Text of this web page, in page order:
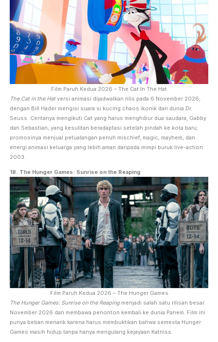
Film Paruh Kedua 2026 – The Cat In The Hat
The Cat in the Hatversi animasi dijadwalkan rilis pada 6 November 2026,
dengan Bill Hader mengisi suara si kucing chaos ikonik dari dunia Dr.
Seuss. Ceritanya mengikuti Cat yang harus menghibur dua saudara, Gabby
dan Sebastian, yang kesulitan beradaptasi setelah pindah ke kota baru;
promosinya menjual petualangan penuh mischief, magic, mayhem, dan
energi animasi keluarga yang lebih aman daripada mimpi buruk live-action
2003.
18. The Hunger Games: Sunrise on the Reaping
Film Paruh Kedua 2026 – The Hunger Games
The Hunger Games: Sunrise on the Reapingmenjadi salah satu rilisan besar
November 2026 dan membawa penonton kembali ke dunia Panem. Film ini
punya beban menarik karena harus membuktikan bahwa semesta Hunger
Games masih hidup tanpa hanya mengulang kejayaan Katniss.